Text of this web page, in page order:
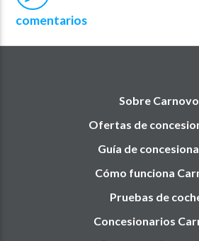
comentarios
Sobre Carnovo
Ofertas de
Guía de
Cómo funciona
Pruebas de
Concesionarios